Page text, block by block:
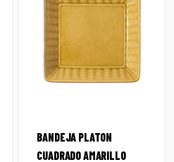
BANDEJA PLATON
CUADRADO AMARILLO